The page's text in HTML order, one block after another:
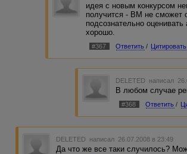
идея с новым конкурсом
получится - ВМ не сможет
подсознательно
хорошо.
#367 Ответить / Цитировать
DELETED написал
В любом случае
#368 Ответить /
DELETED написал 26.07.2008 в 23:49
Да что же все таки случилось?